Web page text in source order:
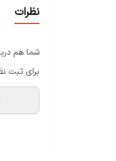
نظرات
شما هم
برای ثبت